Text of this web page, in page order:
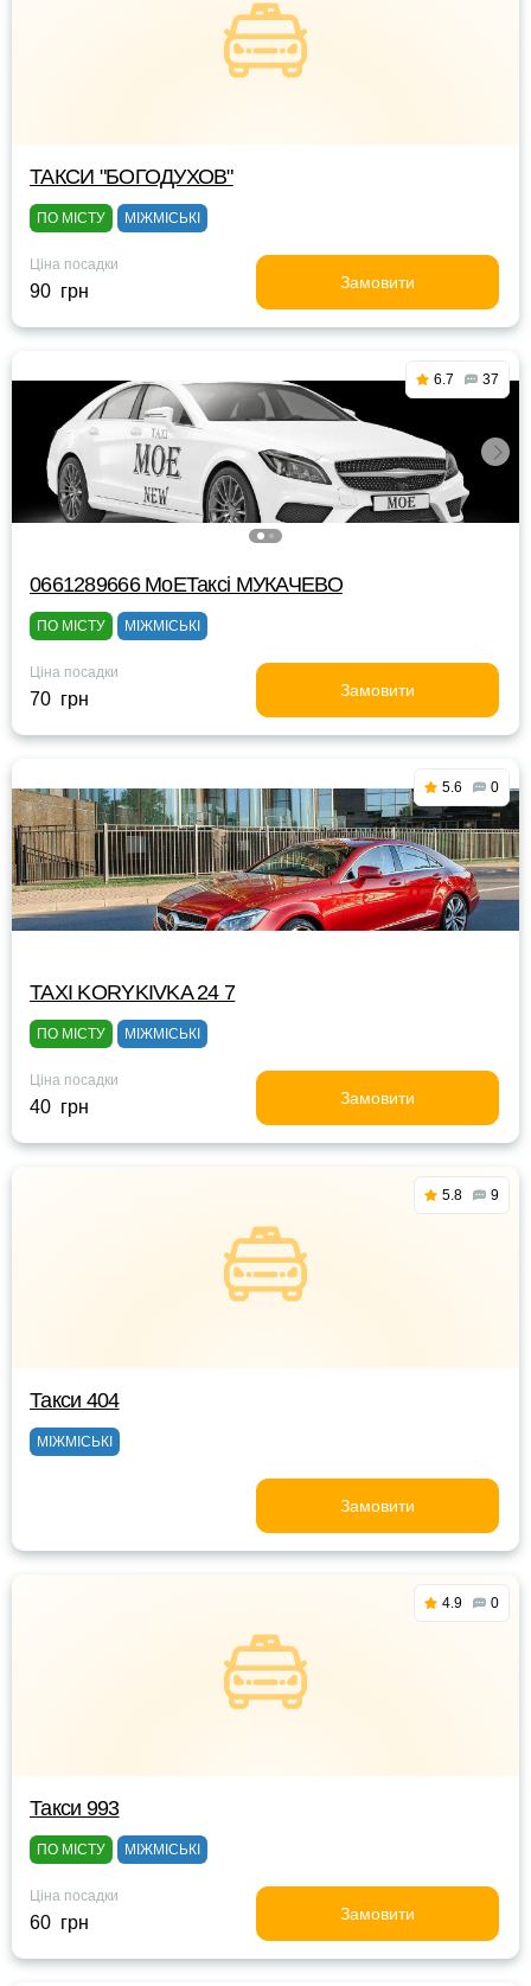
ТАКСИ "БОГОДУХОВ"
ПО МІСТУ МІЖМІСЬКІ
Ціна посадки
90 грн Замовити
6.7 37
0661289666 MоЕТаксі МУКАЧЕВО
ПО МІСТУ МІЖМІСЬКІ
Ціна посадки
70 грн Замовити
5.6 0
TAXI KORYKIVKA 24 7
ПО МІСТУ МІЖМІСЬКІ
Ціна посадки
40 грн Замовити
5.8 9
Такси 404
МІЖМІСЬКІ
Замовити
4.9 0
Такси 993
ПО МІСТУ МІЖМІСЬКІ
Ціна посадки
60 грн Замовити